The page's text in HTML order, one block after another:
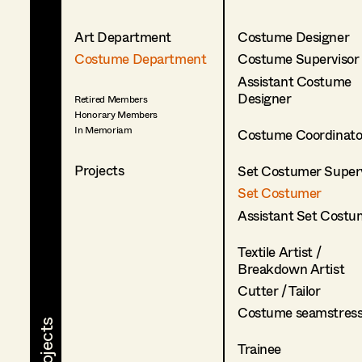
Art Department
Costume Department
Retired Members
Honorary Members
In Memoriam
Projects
Costume Designer
Costume Supervisor
Assistant Costume
Designer
Costume
Set Costumer
Set Costumer
Assistant Set
Textile Artist /
Breakdown Artist
Cutter / Tailor
Costume
Trainee